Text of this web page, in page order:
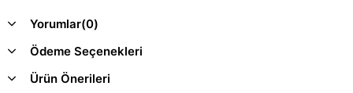
Yorumlar(0)
Ödeme Seçenekleri
Ürün Önerileri